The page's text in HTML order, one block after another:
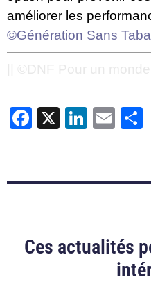
améliorer les
©Génération Sans
Facebook
X
Ces actualités